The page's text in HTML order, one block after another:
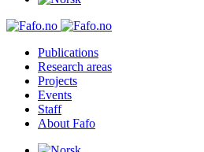
Publications
Research areas
Projects
Events
Staff
About Fafo